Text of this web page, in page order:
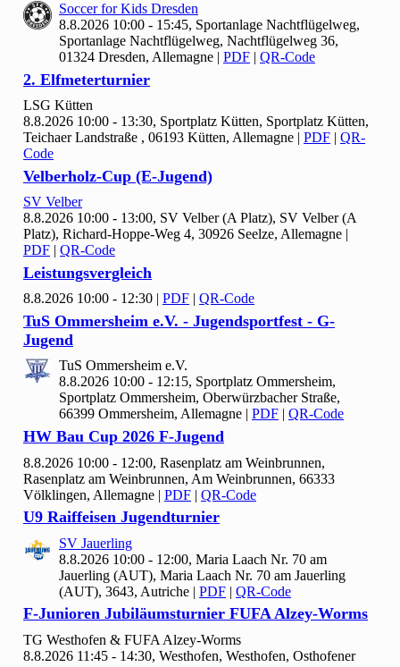
Soccer for Kids Dresden
8.8.2026 10:00 - 15:45, Sportanlage Nachtflügelweg,
Sportanlage Nachtflügelweg, Nachtflügelweg 36,
01324 Dresden, Allemagne | PDF | QR-Code
2. Elfmeterturnier
LSG Kütten
8.8.2026 10:00 - 13:30, Sportplatz Kütten, Sportplatz Kütten,
Teichaer Landstraße , 06193 Kütten, Allemagne | PDF | QR-
Code
Velberholz-Cup (E-Jugend)
SV Velber
8.8.2026 10:00 - 13:00, SV Velber (A Platz), SV Velber (A
Platz), Richard-Hoppe-Weg 4, 30926 Seelze, Allemagne |
PDF | QR-Code
Leistungsvergleich
8.8.2026 10:00 - 12:30 | PDF | QR-Code
TuS Ommersheim e.V. - Jugendsportfest - G-
Jugend
TuS Ommersheim e.V.
8.8.2026 10:00 - 12:15, Sportplatz Ommersheim,
Sportplatz Ommersheim, Oberwürzbacher Straße,
66399 Ommersheim, Allemagne | PDF | QR-Code
HW Bau Cup 2026 F-Jugend
8.8.2026 10:00 - 12:00, Rasenplatz am Weinbrunnen,
Rasenplatz am Weinbrunnen, Am Weinbrunnen, 66333
Völklingen, Allemagne | PDF | QR-Code
U9 Raiffeisen Jugendturnier
SV Jauerling
8.8.2026 10:00 - 12:00, Maria Laach Nr. 70 am
Jauerling (AUT), Maria Laach Nr. 70 am Jauerling
(AUT), 3643, Autriche | PDF | QR-Code
F-Junioren Jubiläumsturnier FUFA Alzey-Worms
TG Westhofen & FUFA Alzey-Worms
8.8.2026 11:45 - 14:30, Westhofen, Westhofen, Osthofener